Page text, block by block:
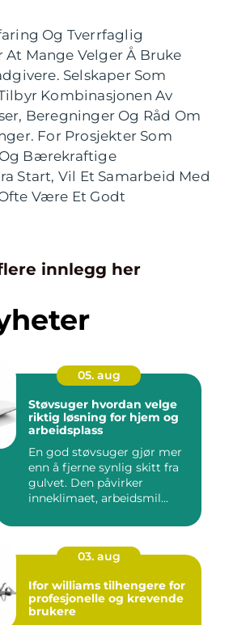
Og Tverrfaglig
At Mange Velger Å Bruke
Selskaper Som
Kombinasjonen Av
Beregninger Og Råd Om
For Prosjekter Som
Bærekraftige
Start, Vil Et Samarbeid Med
Være Et Godt
innlegg her
05. aug
Støvsuger hvordan velge
riktig løsning for hjem og
arbeidsplass
En god støvsuger gjør mer
enn å fjerne synlig skitt fra
gulvet. Den påvirker
inneklimaet, arbeidsmil...
03. aug
Ifor williams tilhengere for
profesjonelle og krevende
brukere